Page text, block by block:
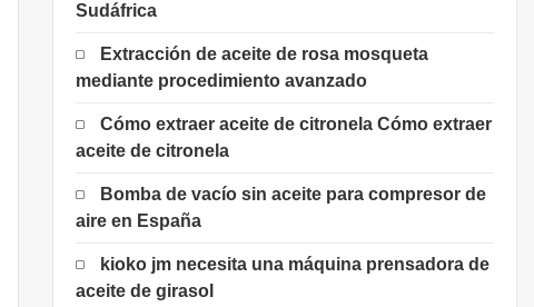
Sudáfrica
Extracción de aceite de rosa mosqueta
mediante procedimiento avanzado
Cómo extraer aceite de citronela Cómo extraer
aceite de citronela
Bomba de vacío sin aceite para compresor de
aire en España
kioko jm necesita una máquina prensadora de
aceite de girasol